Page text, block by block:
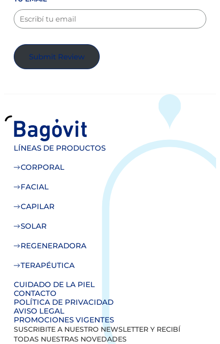
Submit Review
LÍNEAS DE PRODUCTOS
CORPORAL
FACIAL
CAPILAR
SOLAR
REGENERADORA
TERAPÉUTICA
CUIDADO DE LA PIEL
CONTACTO
POLÍTICA DE PRIVACIDAD
AVISO LEGAL
PROMOCIONES VIGENTES
SUSCRIBITE A NUESTRO NEWSLETTER Y RECIBÍ
TODAS NUESTRAS NOVEDADES